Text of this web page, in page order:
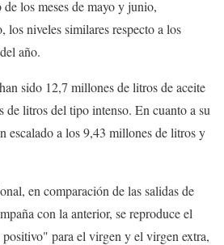
de los meses de mayo y junio,
los niveles similares respecto a los
año.
sido 12,7 millones de litros de aceite
de litros del tipo intenso. En cuanto a su
escalado a los 9,43 millones de litros y
en comparación de las salidas de
con la anterior, se reproduce el
para el virgen y el virgen extra,